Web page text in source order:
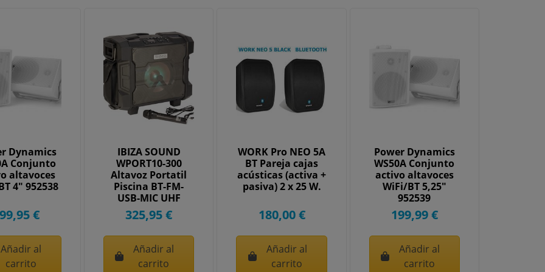
Dynamics
Conjunto
altavoces
4" 952538
€
Añadir al
carrito
IBIZA SOUND
WPORT10-300
Altavoz Portatil
Piscina BT-FM-
USB-MIC UHF
325,95 €
Añadir al
carrito
WORK Pro NEO 5A
BT Pareja cajas
acústicas (activa +
pasiva) 2 x 25 W.
180,00 €
Añadir al
carrito
Power Dynamics
WS50A Conjunto
activo altavoces
WiFi/BT 5,25"
952539
199,99 €
Añadir al
carrito